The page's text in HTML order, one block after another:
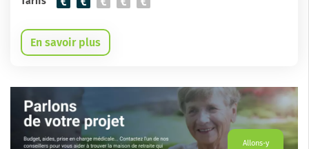
En savoir plus
Allons-y